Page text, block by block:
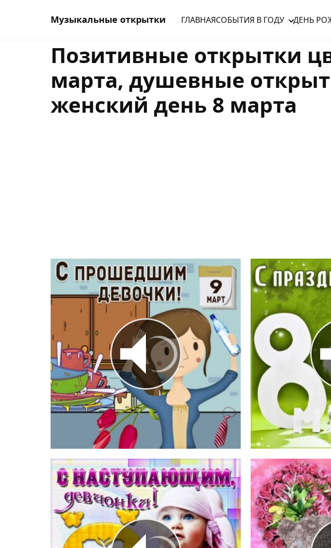
Музыкальные открытки ГЛАВНАЯСОБЫТИЯ В ГОДУ ДЕНЬ
Позитивные открытки
марта, душевные
женский день 8 марта